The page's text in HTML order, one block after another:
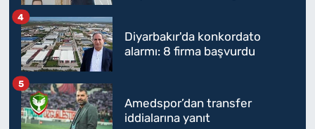
Diyarbakır'da konkordato
alarmı: 8 firma başvurdu
4
Amedspor’dan transfer
iddialarına yanıt
5